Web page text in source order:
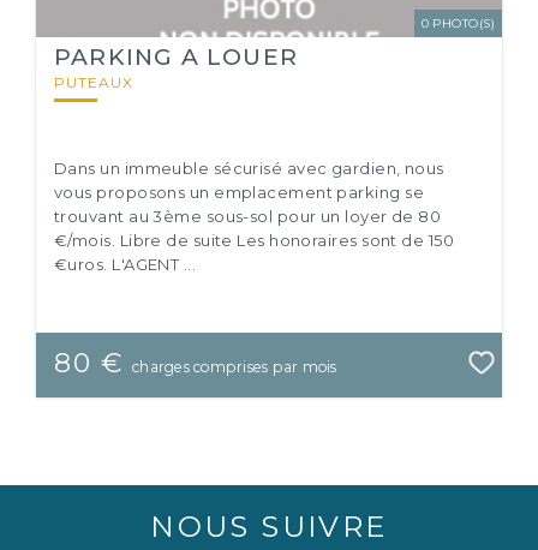
0 PHOTO(S)
PARKING A LOUER
PUTEAUX
80 € charges comprises par mois
Dans un immeuble sécurisé avec gardien, nous
vous proposons un emplacement parking se
trouvant au 3ème sous-sol pour un loyer de 80
€/mois. Libre de suite Les honoraires sont de 150
€uros. L'AGENT ...
NOUS SUIVRE